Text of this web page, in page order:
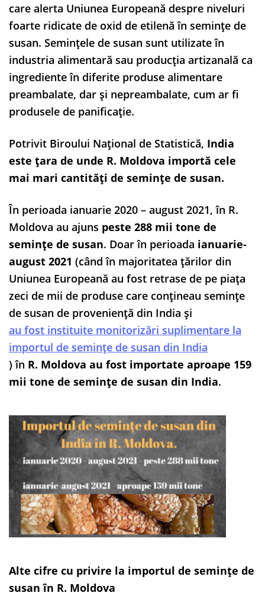
care alerta Uniunea Europeană despre niveluri
foarte ridicate de oxid de etilenă în semințe de
susan. Semințele de susan sunt utilizate în
industria alimentară sau producția artizanală ca
ingrediente în diferite produse alimentare
preambalate, dar și nepreambalate, cum ar fi
produsele de panificație.
Potrivit Biroului Național de Statistică, India
este țara de unde R. Moldova importă cele
mai mari cantități de semințe de susan.
În perioada ianuarie 2020 – august 2021, în R.
Moldova au ajuns peste 288 mii tone de
semințe de susan. Doar în perioada ianuarie-
august 2021 (când în majoritatea țărilor din
Uniunea Europeană au fost retrase de pe piața
zeci de mii de produse care conțineau semințe
de susan de proveniență din India și
au fost instituite monitorizări suplimentare la
importul de semințe de susan din India
) în R. Moldova au fost importate aproape 159
mii tone de semințe de susan din India.
Alte cifre cu privire la importul de semințe de
susan în R. Moldova